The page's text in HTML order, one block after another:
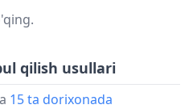
qilish usullari
15 ta dorixonada